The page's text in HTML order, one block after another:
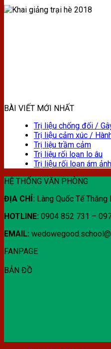
BÀI VIẾT MỚI NHẤT
Trị liệu chống đối /
Trị liệu cảm xúc /
Trị liệu trầm cảm
Trị liệu rối loạn lo âu
Trị liệu rối loạn ám ảnh
HỆ THỐNG VĂN PHÒNG
ĐỊA CHỈ: Làng Quốc Tế Thăng
HOTLINE: 0904 852 731 –
EMAIL:
FANPAGE
BẢN ĐỒ